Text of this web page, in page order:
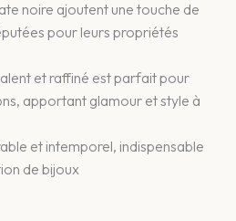
noire ajoutent une touche de
pour leurs propriétés
et raffiné est parfait pour
apportant glamour et style à
et intemporel, indispensable
de bijoux